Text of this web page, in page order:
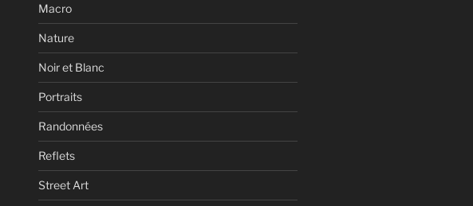
Macro
Nature
Noir et Blanc
Portraits
Randonnées
Reflets
Street Art